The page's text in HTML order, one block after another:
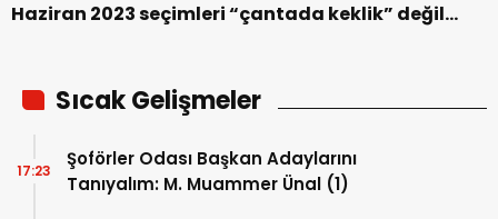
Haziran 2023 seçimleri “çantada keklik” değil…
Sıcak Gelişmeler
Şoförler Odası Başkan Adaylarını
Tanıyalım: M. Muammer Ünal (1)
17:23